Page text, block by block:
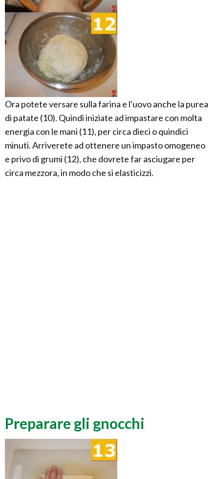
Ora potete versare sulla farina e l'uovo anche la purea
di patate (10). Quindi iniziate ad impastare con molta
energia con le mani (11), per circa dieci o quindici
minuti. Arriverete ad ottenere un impasto omogeneo
e privo di grumi (12), che dovrete far asciugare per
circa mezzora, in modo che si elasticizzi.
Preparare gli gnocchi